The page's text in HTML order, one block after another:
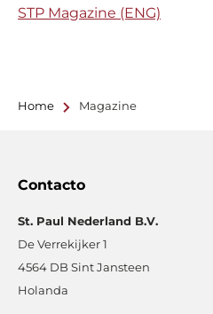
STP Magazine (ENG)
Home Magazine
Contacto
St. Paul Nederland B.V.
De Verrekijker 1
4564 DB Sint Jansteen
Holanda